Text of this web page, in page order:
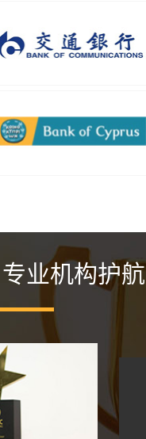
业机构护航